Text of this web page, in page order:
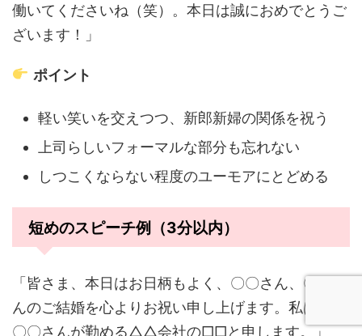
働いてくださいね（笑）。本日は誠におめでとうご
ざいます！」
ポイント
軽い笑いを交えつつ、新郎新婦の関係を祝う
上司らしいフォーマルな部分も忘れない
しつこくならない程度のユーモアにとどめる
短めのスピーチ例（3分以内）
「皆さま、本日はお日柄もよく、〇〇さん、〇〇さ
んのご結婚を心よりお祝い申し上げます。私は新郎
〇〇さんが勤める△△会社の□□と申します。」